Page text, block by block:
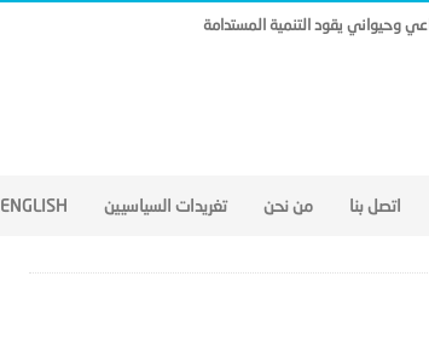
وحيواني يقود التنمية المستدامة
اتصل بنا من نحن تغريدات السياسيين ENGLISH